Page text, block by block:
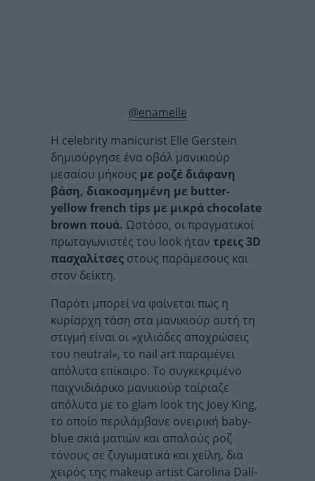
@enamelle
Η celebrity manicurist Elle Gerstein
δημιούργησε ένα οβάλ μανικιούρ
μεσαίου μήκους με ροζέ διάφανη
βάση, διακοσμημένη με butter-
yellow french tips με μικρά chocolate
brown πουά. Ωστόσο, οι πραγματικοί
πρωταγωνιστές του look ήταν τρεις 3D
πασχαλίτσες στους παράμεσους και
στον δείκτη.
Παρότι μπορεί να φαίνεται πως η
κυρίαρχη τάση στα μανικιούρ αυτή τη
στιγμή είναι οι «χιλιάδες αποχρώσεις
του neutral», το nail art παραμένει
απόλυτα επίκαιρο. Το συγκεκριμένο
παιχνιδιάρικο μανικιούρ ταίριαζε
απόλυτα με το glam look της Joey King,
το οποίο περιλάμβανε ονειρική baby-
blue σκιά ματιών και απαλούς ροζ
τόνους σε ζυγωματικά και χείλη, δια
χειρός της makeup artist Carolina Dalí-